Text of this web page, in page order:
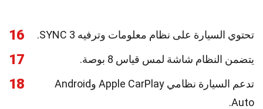
16 تحتوي السيارة على نظام معلومات وترفيه SYNC 3.
17 يتضمن النظام شاشة لمس قياس 8 بوصة.
18
تدعم السيارة نظامي Apple CarPlay وAndroid
Auto.